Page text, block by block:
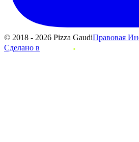
© 2018 - 2026 Pizza GaudiПравовая
Сделано в